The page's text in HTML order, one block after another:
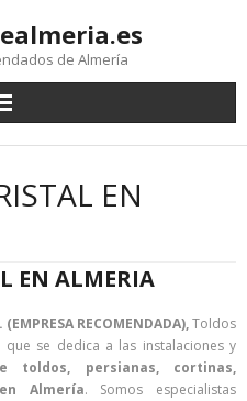
de Almería
EN
EN ALMERIA
RECOMENDADA),Toldos
que se dedica a las instalaciones y
toldos, persianas, cortinas,
Almería. Somos especialistas